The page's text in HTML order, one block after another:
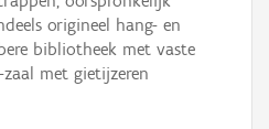
origineel hang- en
bibliotheek met vaste
met gietijzeren